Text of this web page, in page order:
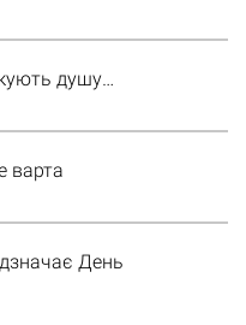
душу…
варта
День